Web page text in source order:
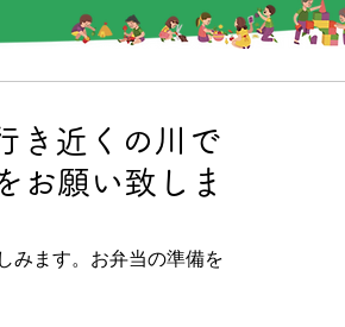
き近くの川で
お願い致しま
みます。お弁当の準備を